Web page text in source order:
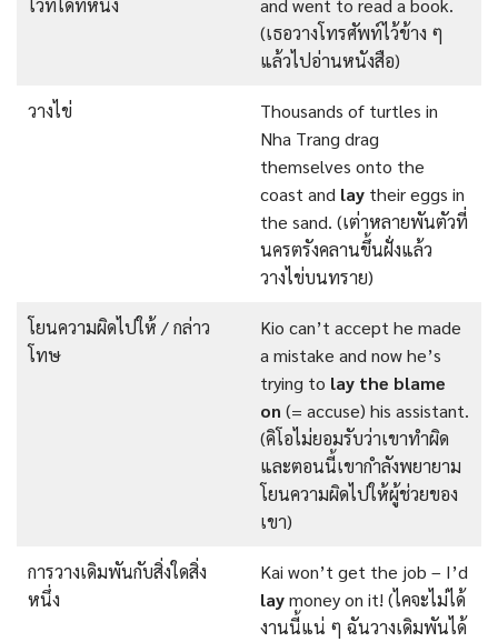
ไว้ที่ใดที่หนึ่ง
and went to read a book.
(เธอวางโทรศัพท์ไว้ข้าง ๆ
แล้วไปอ่านหนังสือ)
วางไข่
Thousands of turtles in
Nha Trang drag
themselves onto the
coast and lay their eggs in
the sand. (เต่าหลายพันตัวที่
นครตรังคลานขึ้นฝั่งแล้ว
วางไข่บนทราย)
โยนความผิดไปให้ / กล่าว
โทษ
Kio can’t accept he made
a mistake and now he’s
trying to lay the blame
on (= accuse) his assistant.
(คิโอไม่ยอมรับว่าเขาทำผิด
และตอนนี้เขากำลังพยายาม
โยนความผิดไปให้ผู้ช่วยของ
เขา)
การวางเดิมพันกับสิ่งใดสิ่ง
หนึ่ง
Kai won’t get the job – I’d
laymoney on it! (ไคจะไม่ได้
งานนี้แน่ ๆ ฉันวางเดิมพันได้